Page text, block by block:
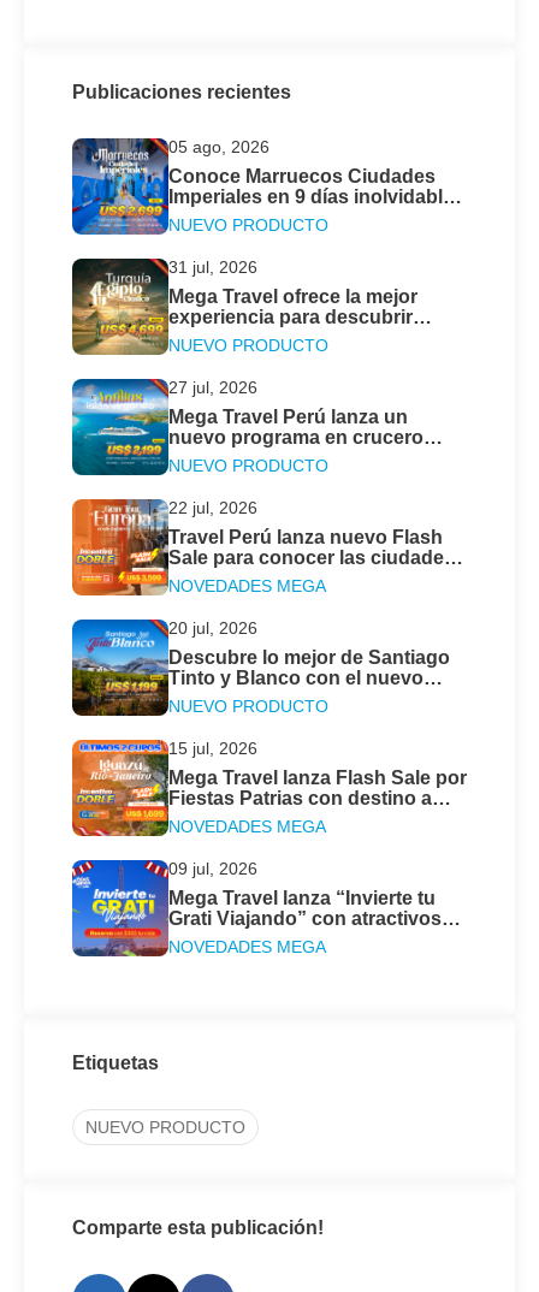
Publicaciones recientes
05 ago, 2026
Conoce Marruecos Ciudades
Imperiales en 9 días inolvidables
con Mega Travel
NUEVO PRODUCTO
31 jul, 2026
Mega Travel ofrece la mejor
experiencia para descubrir
Turquía y Egipto Clásico este
2026
NUEVO PRODUCTO
27 jul, 2026
Mega Travel Perú lanza un
nuevo programa en crucero
para descubrir las Antillas &
Islas Vírgenes
NUEVO PRODUCTO
22 jul, 2026
Travel Perú lanza nuevo Flash
Sale para conocer las ciudades
más emblemáticas en el Gran
Tour de Europa
NOVEDADES MEGA
20 jul, 2026
Descubre lo mejor de Santiago
Tinto y Blanco con el nuevo
programa de Mega Travel Perú
NUEVO PRODUCTO
15 jul, 2026
Mega Travel lanza Flash Sale por
Fiestas Patrias con destino a
Iguazú & Río de Janeiro
NOVEDADES MEGA
09 jul, 2026
Mega Travel lanza “Invierte tu
Grati Viajando” con atractivos
descuentos
NOVEDADES MEGA
Etiquetas
NUEVO PRODUCTO
Comparte esta publicación!